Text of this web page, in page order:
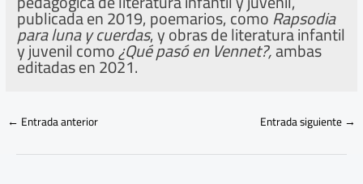
publicada en 2019, poemarios, comoRapsodia
para luna y cuerdas, y obras de literatura infantil
y juvenil como¿Qué pasó en Vennet?,ambas
editadas en 2021.
← Entrada anterior Entrada siguiente→